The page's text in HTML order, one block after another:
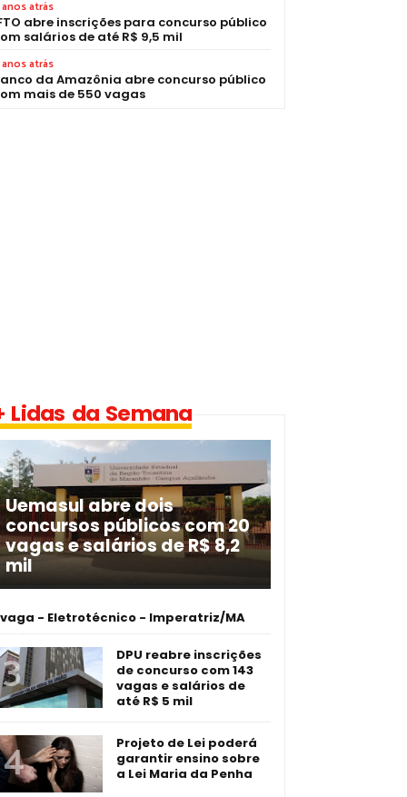
atrás
abre inscrições para concurso público
salários de até R$ 9,5 mil
atrás
da Amazônia abre concurso público
mais de 550 vagas
Lidas da Semana
Uemasul abre dois
concursos públicos com 20
vagas e salários de R$ 8,2
mil
vaga - Eletrotécnico -­ Imperatriz/MA
DPU reabre inscrições
de concurso com 143
vagas e salários de
até R$ 5 mil
Projeto de Lei poderá
garantir ensino sobre
a Lei Maria da Penha